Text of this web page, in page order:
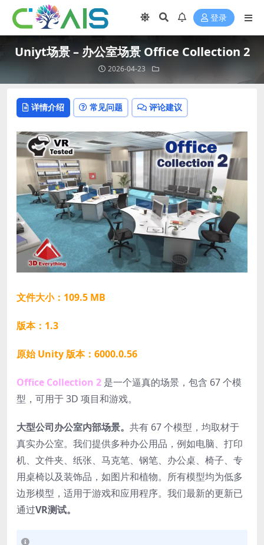
登录
Uniyt场景 – 办公室场景 Office Collection 2
2026-04-23
详情介绍 常见问题 评论建议
文件大小：109.5 MB
版本：1.3
原始 Unity 版本：6000.0.56
Office Collection 2 是一个逼真的场景，包含 67 个模
型，可用于 3D 项目和游戏。
大型公司办公室内部场景。 共有 67 个模型，均取材于
真实办公室。我们提供多种办公用品，例如电脑、打印
机、文件夹、纸张、马克笔、钢笔、办公桌、椅子、专
用桌椅以及装饰品，如图片和植物。所有模型均为低多
边形模型，适用于游戏和应用程序。我们最新的更新已
通过VR测试。